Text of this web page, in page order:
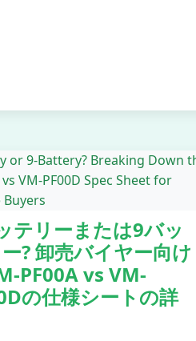
テリーまたは9バッ
? 卸売バイヤー向け
PF00A vs VM-
の仕様シートの詳